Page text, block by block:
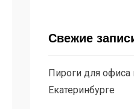
Свежие
Пироги для офиса
Екатеринбурге